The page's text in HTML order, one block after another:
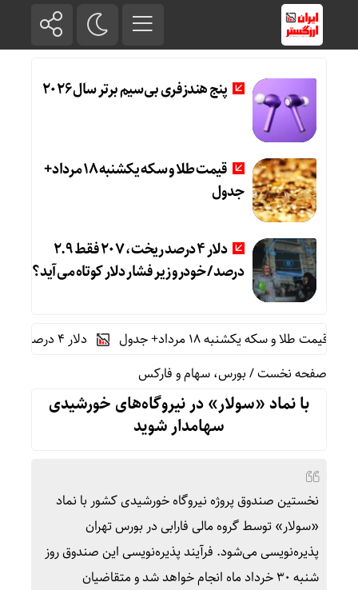
پنج هندزفری بی‌سیم برتر سال ۲۰۲۶
قیمت طلا و سکه یکشنبه 18 مرداد+
جدول
دلار ۴ درصد ریخت، ۲۰۷ فقط ۲.۹
درصد / خودرو زیر فشار دلار کوتاه می‌آید؟
طلا و سکه یکشنبه 18 مرداد+ جدول
دلار ۴ درصد ریخت، ۲۰۷ فقط ۲.۹ درصد / خودرو زیر فشار دلار کوتاه می‌آید؟
صفحه نخست/بورس، سهام و فارکس
با نماد «سولار» در نیروگاه‌های خورشیدی
سهامدار شوید
نخستین صندوق پروژه نیروگاه خورشیدی کشور با نماد
«سولار» توسط گروه مالی فارابی در بورس تهران
پذیره‌نویسی می‌شود. فرآیند پذیره‌نویسی این صندوق روز
شنبه ۳۰ خرداد ماه انجام خواهد شد و متقاضیان